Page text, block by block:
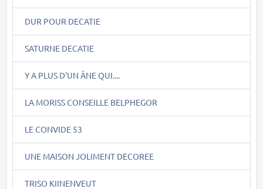
DUR POUR DECATIE
SATURNE DECATIE
Y A PLUS D'UN ÂNE QUI....
LA MORISS CONSEILLE BELPHEGOR
LE CONVIDE 53
UNE MAISON JOLIMENT DECOREE
TRISO KIINENVEUT